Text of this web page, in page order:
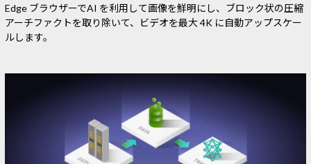
Edge ブラウザーでAI を利用して画像を鮮明にし、ブロック状の圧縮
アーチファクトを取り除いて、ビデオを最大 4K に自動アップスケー
ルします。